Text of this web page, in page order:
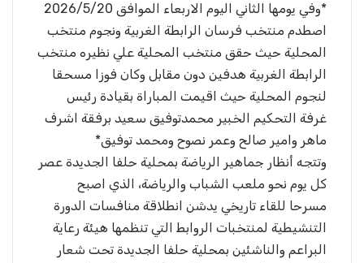
*وفي يومها الثاني اليوم الاربعاء الموافق 2026/5/20
اصطدم منتخب فرسان الرابطة الغربية ونجوم منتخب
المحلية حيث حقق منتخب المحلية علي نظيره منتخب
الرابطة الغربية هدفين دون مقابل وكان فوزا مسحقا
لنجوم المحلية حيث اقيمت المباراة بقيادة رئيس
غرفة التحكيم الخبير محمدتوفيق سعيد برفقة اشرف
ماهر وامير صالح وعمر نصوح ومحمد توفيق*
وتتجه أنظار جماهير الرياضة بمحلية حلفا الجديدة عصر
كل يوم نحو ملعب الشباب والرياضة، الذي اصبح
مسرحا للقاء تاريخي يدشن انطلاقة منافسات الدورة
التنشيطية لمنتخبات الروابط التي تنظمها هيئة رعاية
البراعم والناشئين بمحلية حلفا الجديدة تحت شعار